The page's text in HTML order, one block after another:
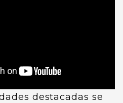
destacadas se